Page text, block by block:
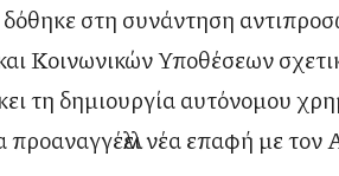
στη συνάντηση
Κοινωνικών Υποθέσεων
τη δημιουργία αυτόνομου
προαναγγέλλει νέα επαφή με